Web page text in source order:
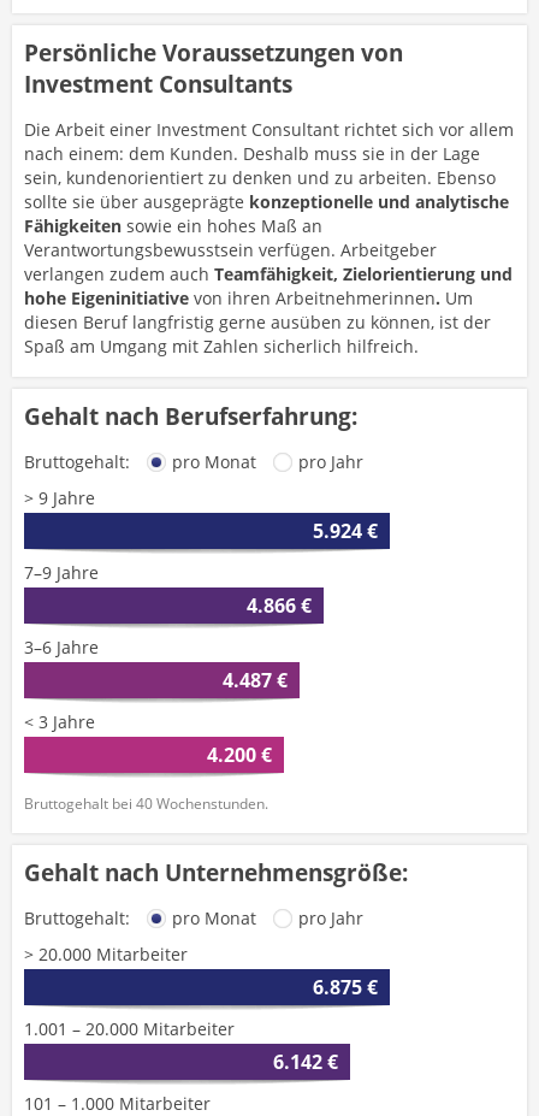
Persönliche Voraussetzungen von
Investment Consultants
Die Arbeit einer Investment Consultant richtet sich vor allem
nach einem: dem Kunden. Deshalb muss sie in der Lage
sein, kundenorientiert zu denken und zu arbeiten. Ebenso
sollte sie über ausgeprägte konzeptionelle und analytische
Fähigkeiten sowie ein hohes Maß an
Verantwortungsbewusstsein verfügen. Arbeitgeber
verlangen zudem auch Teamfähigkeit, Zielorientierung und
hohe Eigeninitiative von ihren Arbeitnehmerinnen. Um
diesen Beruf langfristig gerne ausüben zu können, ist der
Spaß am Umgang mit Zahlen sicherlich hilfreich.
Gehalt nach Berufserfahrung:
Bruttogehalt: pro Monat
pro Jahr
> 9 Jahre
5.924 €
7–9 Jahre
4.866 €
3–6 Jahre
4.487 €
< 3 Jahre
4.200 €
Bruttogehalt bei 40 Wochenstunden.
Gehalt nach Unternehmensgröße:
Bruttogehalt: pro Monat
pro Jahr
> 20.000 Mitarbeiter
6.875 €
1.001 – 20.000 Mitarbeiter
6.142 €
101 – 1.000 Mitarbeiter